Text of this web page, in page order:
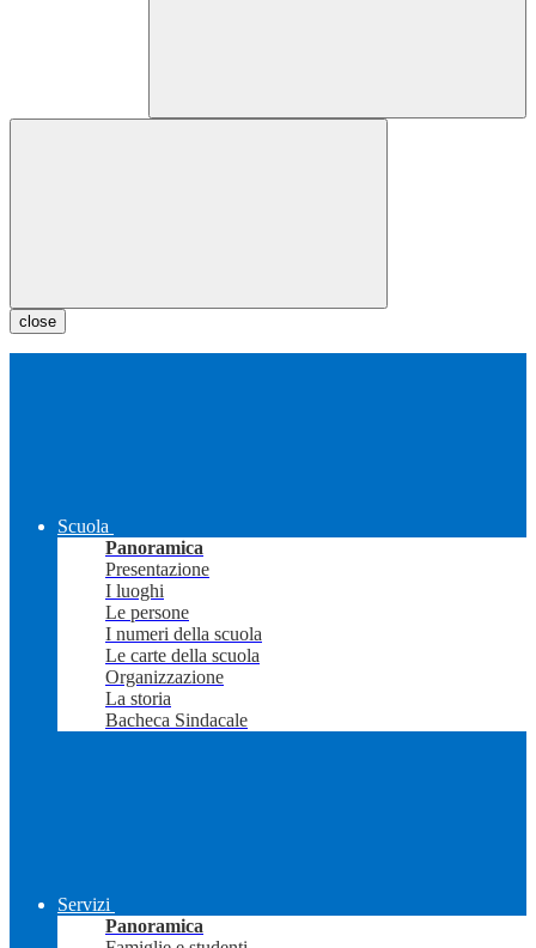
close
Scuola
Panoramica
Presentazione
I luoghi
Le persone
I numeri della scuola
Le carte della scuola
Organizzazione
La storia
Bacheca Sindacale
Servizi
Panoramica